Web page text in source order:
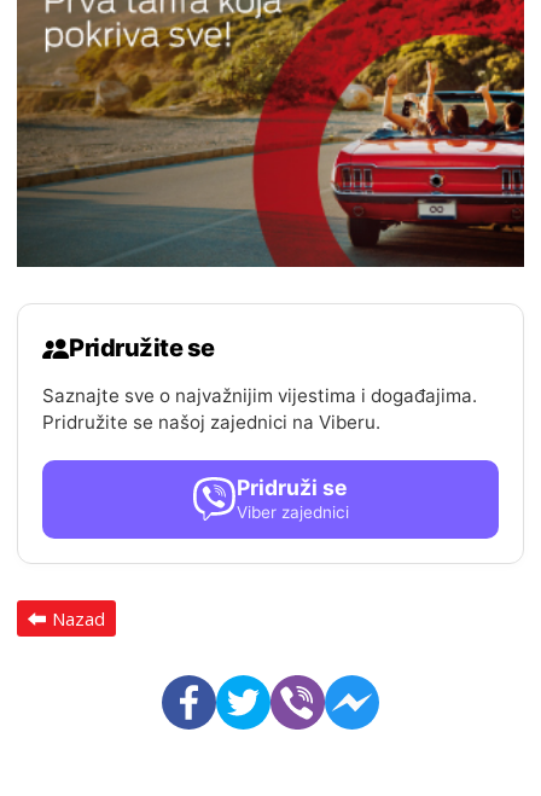
Pridružite se
Saznajte sve o najvažnijim vijestima i događajima.
Pridružite se našoj zajednici na Viberu.
Pridruži se
Viber zajednici
Nazad